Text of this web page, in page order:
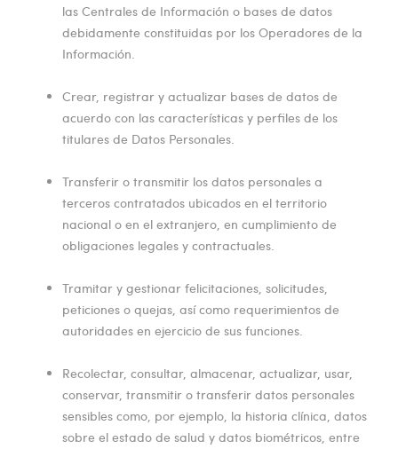
las Centrales de Información o bases de datos
debidamente constituidas por los Operadores de la
Información.
Crear, registrar y actualizar bases de datos de
acuerdo con las características y perfiles de los
titulares de Datos Personales.
Transferir o transmitir los datos personales a
terceros contratados ubicados en el territorio
nacional o en el extranjero, en cumplimiento de
obligaciones legales y contractuales.
Tramitar y gestionar felicitaciones, solicitudes,
peticiones o quejas, así como requerimientos de
autoridades en ejercicio de sus funciones.
Recolectar, consultar, almacenar, actualizar, usar,
conservar, transmitir o transferir datos personales
sensibles como, por ejemplo, la historia clínica, datos
sobre el estado de salud y datos biométricos, entre